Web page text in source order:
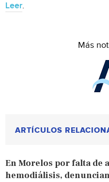
Leer.
Más
ARTÍCULOS
En Morelos por falta de
hemodiálisis,